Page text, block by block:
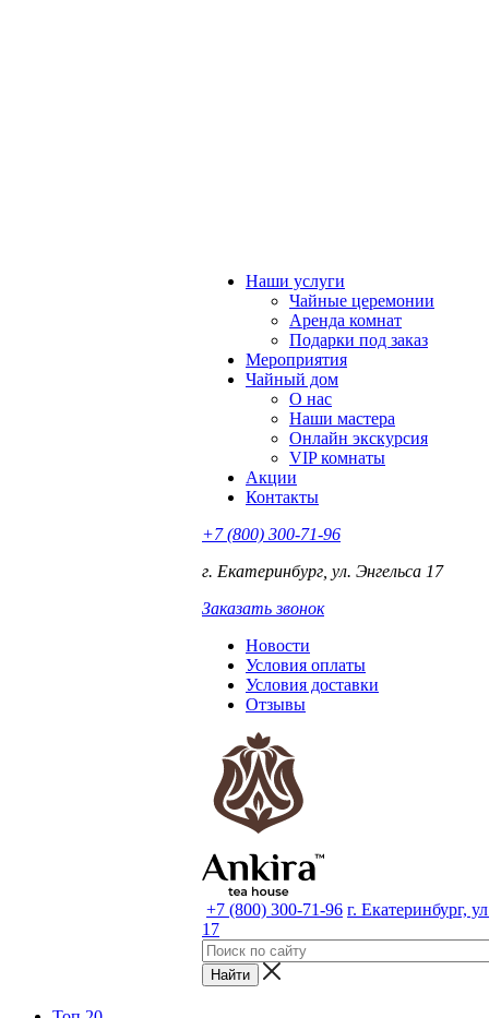
Наши услуги
Чайные церемонии
Аренда комнат
Подарки под заказ
Мероприятия
Чайный дом
О нас
Наши мастера
Онлайн экскурсия
VIP комнаты
Акции
Контакты
+7 (800) 300-71-96
г. Екатеринбург, ул. Энгельса 17
Заказать звонок
Новости
Условия оплаты
Условия доставки
Отзывы
+7 (800) 300-71-96 г. Екатеринбург,
17